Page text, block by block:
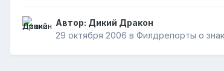
Автор: Дикий Дракон
29 октября 2006 в Филдрепорты о